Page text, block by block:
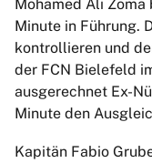
Mohamed Ali
Minute in Führung.
kontrollieren und
der FCN Bielefeld
ausgerechnet Ex-
Minute den
Kapitän Fabio